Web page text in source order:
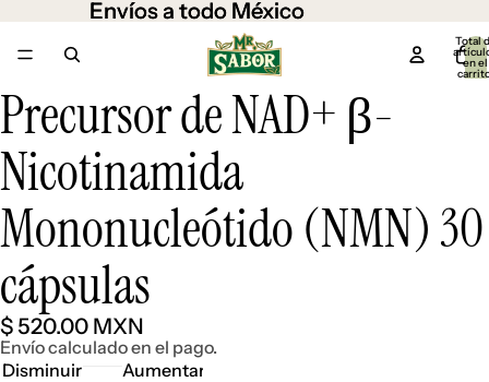
Envíos a todo México
Envíos a todo México
Total
en el
Abrir
imagen
a
pantalla
completa
Abrir
imagen
a
pantalla
completa
Precursor de NAD+ β-
Nicotinamida
Mononucleótido (NMN) 30
cápsulas
$ 520.00 MXN
Envío calculado en el pago.
Disminuir
Aumentar